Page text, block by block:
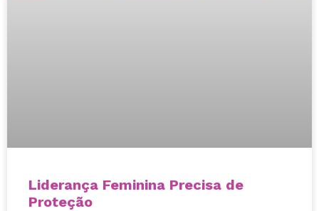
Liderança Feminina Precisa de
Proteção